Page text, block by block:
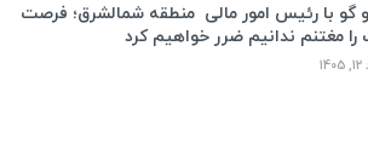
گو با رئیس امور مالی منطقه شمالشرق؛ فرصت
مغتنم ندانیم ضرر خواهیم کرد